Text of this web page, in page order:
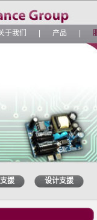
于我们 产品
援 设计支援